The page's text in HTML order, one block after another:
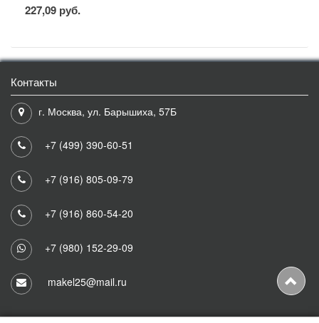
227,09 руб.
Контакты
г. Москва, ул. Барышиха, 57Б
+7 (499) 390-60-51
+7 (916) 805-09-79
+7 (916) 860-54-20
+7 (980) 152-29-09
makel25@mail.ru